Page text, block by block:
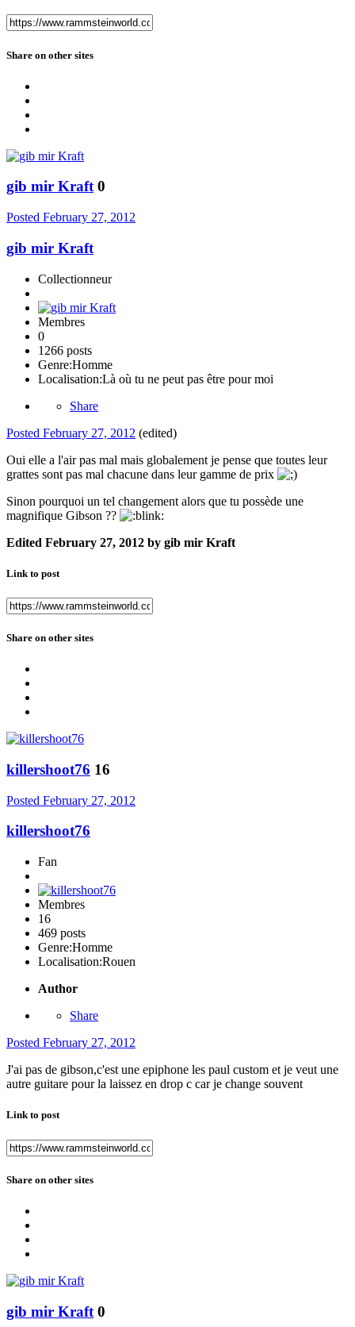
Share on other sites
gib mir Kraft 0
Posted February 27, 2012
gib mir Kraft
Collectionneur
Membres
0
1266 posts
Genre:Homme
Localisation:Là où tu ne peut pas être pour moi
Share
Posted February 27, 2012 (edited)
Oui elle a l'air pas mal mais globalement je pense que toutes leur
grattes sont pas mal chacune dans leur gamme de prix
Sinon pourquoi un tel changement alors que tu possède une
magnifique Gibson ??
Edited February 27, 2012 by gib mir Kraft
Link to post
Share on other sites
killershoot76 16
Posted February 27, 2012
killershoot76
Fan
Membres
16
469 posts
Genre:Homme
Localisation:Rouen
Author
Share
Posted February 27, 2012
J'ai pas de gibson,c'est une epiphone les paul custom et je veut une
autre guitare pour la laissez en drop c car je change souvent
Link to post
Share on other sites
gib mir Kraft 0